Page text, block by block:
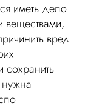
иметь дело
вред
сохранить